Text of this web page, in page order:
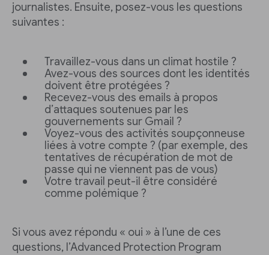
journalistes. Ensuite, posez-vous les questions
suivantes :
Travaillez-vous dans un climat hostile ?
Avez-vous des sources dont les identités
doivent être protégées ?
Recevez-vous des emails à propos
d’attaques soutenues par les
gouvernements sur Gmail ?
Voyez-vous des activités soupçonneuse
liées à votre compte ? (par exemple, des
tentatives de récupération de mot de
passe qui ne viennent pas de vous)
Votre travail peut-il être considéré
comme polémique ?
Si vous avez répondu « oui » à l’une de ces
questions, l’Advanced Protection Program